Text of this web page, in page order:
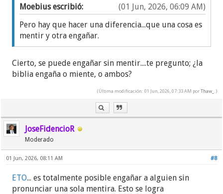
(01 Jun, 2026, 06:09 AM)
Moebius escribió:
Pero hay que hacer una diferencia...que una cosa es
mentir y otra engañar.
Cierto, se puede engañar sin mentir....te pregunto; ¿la
biblia engaña o miente, o ambos?
(Última modificación: 01 Jun, 2026, 07:33 AM porThaw_ .)
JoseFidencioR
Moderado
#8
01 Jun, 2026, 08:11 AM
ETO... es totalmente posible engañar a alguien sin
pronunciar una sola mentira. Esto se logra